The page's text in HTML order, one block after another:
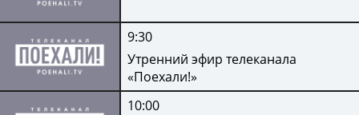
9:30
Утренний эфир телеканала
«Поехали!»
10:00